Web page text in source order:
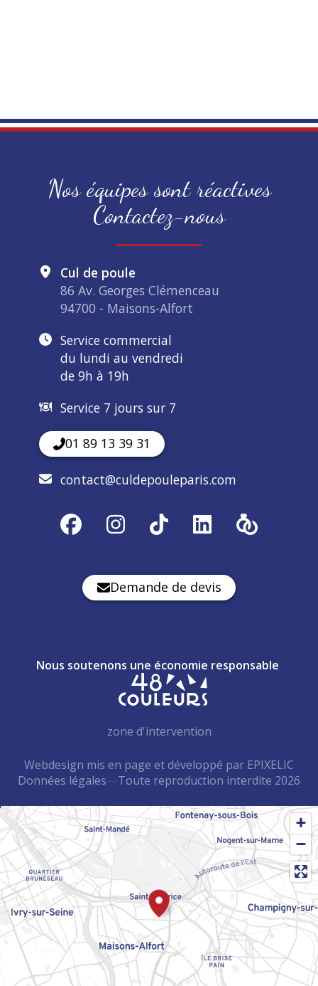
Nos équipes sont réactives
Contactez-nous
Cul de poule
86 Av. Georges Clémenceau
94700 - Maisons-Alfort
Service commercial
du lundi au vendredi
de 9h à 19h
Service 7 jours sur 7
01 89 13 39 31
contact@culdepouleparis.com
Demande de devis
Nous soutenons une économie responsable
zone d'intervention
Webdesign mis en page et développé par EPIXELIC
—
Données légales—Toute reproduction interdite 2026